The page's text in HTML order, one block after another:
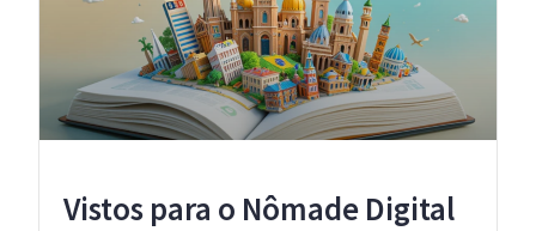
Vistos para o Nômade Digital